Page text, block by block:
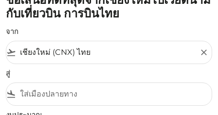
กับเที่ยวบิน การบินไทย
จาก
flight_takeoff close
สู่
flight_land